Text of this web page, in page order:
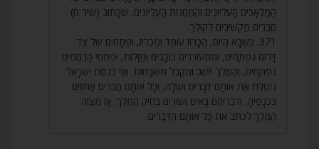
הַמַּלְאָכִים הָעֶלְיוֹנִים וְהַמַּחֲנוֹת הָעֶלְיוֹנִים, שֶׁכָּתוּב (שיר ח)
חֲבֵרִים מַקְשִׁיבִים לְקוֹלֵךְ.
371. כְּשֶׁבָּא הַיּוֹם, הַכָּרוֹז עוֹמֵד וּמַכְרִיז, וּפְתָחִים שֶׁל צַד
דָּרוֹם נִפְתָּחִים, וּמִתְעוֹרְרִים כּוֹכָבִים וּמַזָּלוֹת, וּפִתְחֵי הָרַחֲמִים
נִפְתָּחִים, וְהַמֶּלֶךְ יוֹשֵׁב וּמְקַבֵּל תִּשְׁבָּחוֹת. אֲזַי כְּנֶסֶת יִשְׂרָאֵל
נוֹטֶלֶת אֶת אוֹתָם דְּבָרִים וְעוֹלָה, וְכָל אוֹתָם חֲבֵרִים אֲחוּזִים
בִּכְנָפֶיהָ, וְדִבְרֵיהֶם בָּאִים וְשׁוֹרִים בְּחֵיק הַמֶּלֶךְ. אָז מְצַוֶּה
הַמֶּלֶךְ לִכְתֹּב אֶת כָּל אוֹתָם הַדְּבָרִים.